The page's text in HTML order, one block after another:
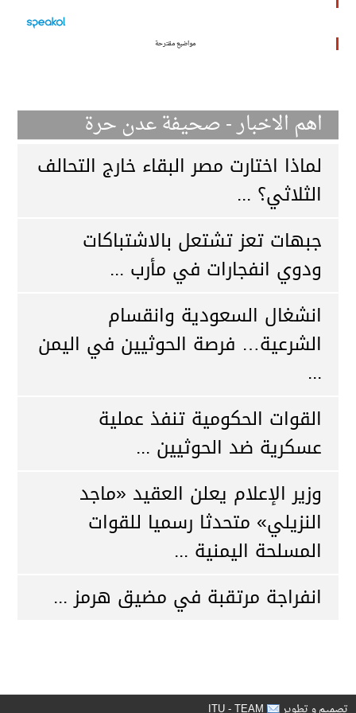
مواضيع مقترحة
اهم الاخبار - صحيفة عدن حرة
لماذا اختارت مصر البقاء خارج التحالف
الثلاثي؟ ...
جبهات تعز تشتعل بالاشتباكات
ودوي انفجارات في مأرب ...
انشغال السعودية وانقسام
الشرعية… فرصة الحوثيين في اليمن
...
القوات الحكومية تنفذ عملية
عسكرية ضد الحوثيين ...
وزير الإعلام يعلن العقيد «ماجد
النزيلي» متحدثا رسميا للقوات
المسلحة اليمنية ...
انفراجة مرتقبة في مضيق هرمز ...
ITU - TEAM